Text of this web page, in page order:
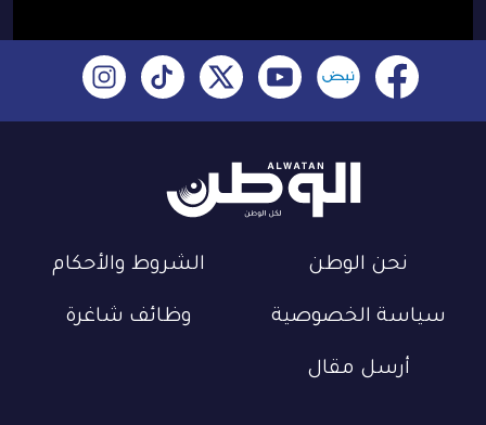
نحن الوطن الشروط والأحكام
سياسة الخصوصية وظائف شاغرة
أرسل مقال